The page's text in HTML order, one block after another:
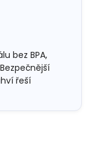
bez BPA,
řeší